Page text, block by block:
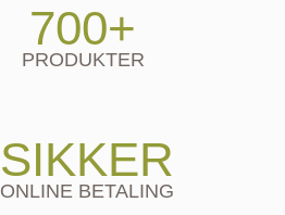
700+
PRODUKTER
SIKKER
ONLINE BETALING